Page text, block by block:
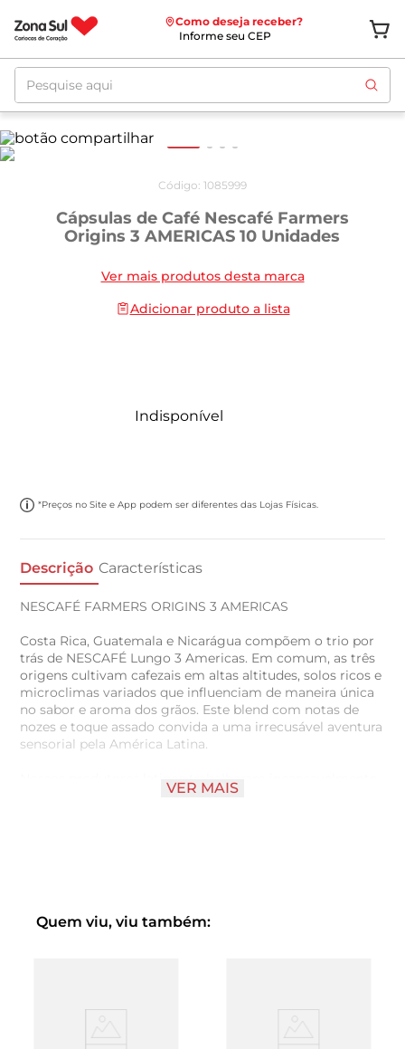
Como deseja receber?
Informe seu CEP
Pesquise aqui
Código: 1085999
Cápsulas de Café Nescafé Farmers
Origins 3 AMERICAS 10 Unidades
Ver mais produtos desta marca
Adicionar produto a lista
Indisponível
*Preços no Site e App podem ser diferentes das Lojas Físicas.
Descrição Características
NESCAFÉ FARMERS ORIGINS 3 AMERICAS
Costa Rica, Guatemala e Nicarágua compõem o trio por
trás de NESCAFÉ Lungo 3 Americas. Em comum, as três
origens cultivam cafezais em altas altitudes, solos ricos e
microclimas variados que influenciam de maneira única
no sabor e aroma dos grãos. Este blend com notas de
nozes e toque assado convida a uma irrecusável aventura
sensorial pela América Latina.
Nossos produtores latinos trabalharam incansavelmente
na criação do Nescafé 3 Americas Lungo. Esses cafés se
VER MAIS
Quem viu, viu também: